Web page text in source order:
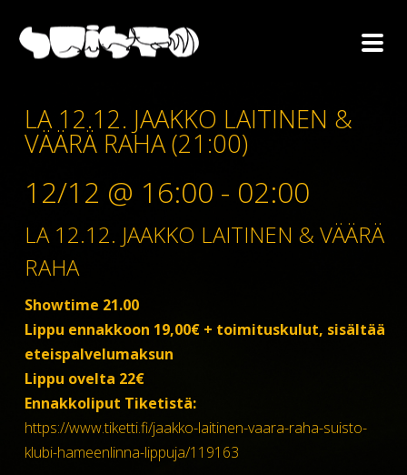
LA 12.12. JAAKKO LAITINEN &
VÄÄRÄ RAHA (21:00)
12/12 @ 16:00 - 02:00
LA 12.12. JAAKKO LAITINEN & VÄÄRÄ
RAHA
Showtime 21.00
Lippu ennakkoon 19,00€ + toimituskulut, sisältää
eteispalvelumaksun
Lippu ovelta 22€
Ennakkoliput Tiketistä:
https://www.tiketti.fi/jaakko-laitinen-vaara-raha-suisto-
klubi-hameenlinna-lippuja/119163